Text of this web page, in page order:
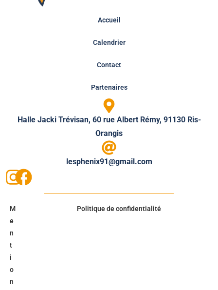
Accueil
Calendrier
Contact
Partenaires
Halle Jacki Trévisan, 60 rue Albert Rémy, 91130 Ris-
Orangis
lesphenix91@gmail.com
M
e
n
t
i
o
n
Politique de confidentialité